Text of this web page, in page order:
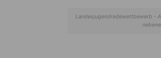
Landesjugendredewettbewerb -